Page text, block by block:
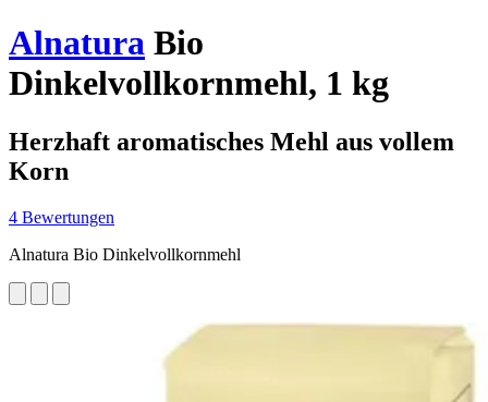
Alnatura Bio
Dinkelvollkornmehl, 1 kg
Herzhaft aromatisches Mehl aus vollem
Korn
4 Bewertungen
Alnatura Bio Dinkelvollkornmehl